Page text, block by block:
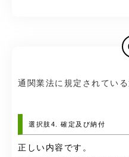
通関業法に規定されてい
選択肢4. 確定及び納付
正しい内容です。